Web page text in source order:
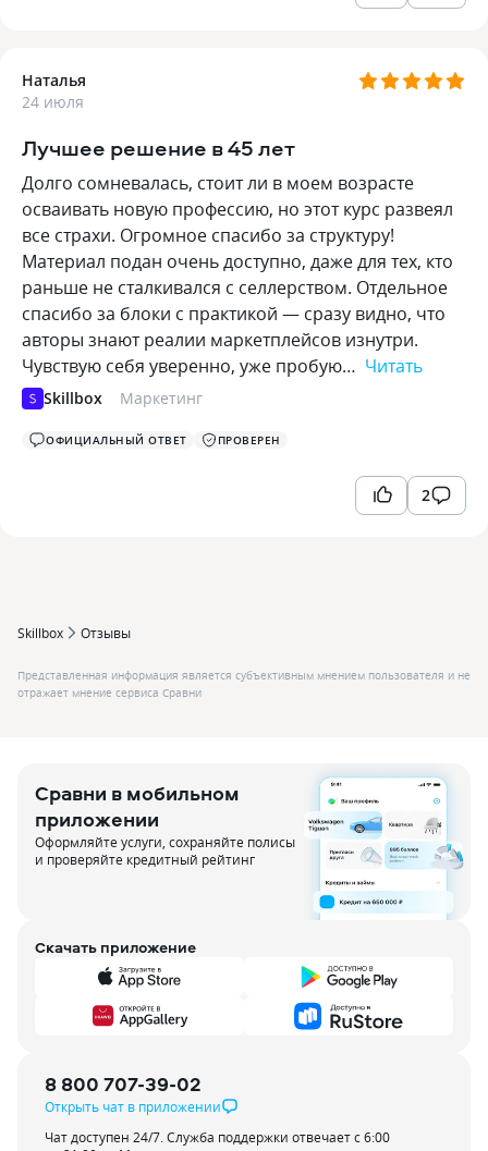
Наталья
24 июля
Лучшее решение в 45 лет
Долго сомневалась, стоит ли в моем возрасте
осваивать новую профессию, но этот курс развеял
все страхи. Огромное спасибо за структуру!
Материал подан очень доступно, даже для тех, кто
раньше не сталкивался с селлерством. Отдельное
спасибо за блоки с практикой — сразу видно, что
авторы знают реалии маркетплейсов изнутри.
Чувствую себя уверенно, уже пробую… Читать
Skillbox Маркетинг
ОФИЦИАЛЬНЫЙ ОТВЕТ ПРОВЕРЕН
2
Skillbox Отзывы
Представленная информация является субъективным мнением пользователя и не
отражает мнение сервиса Сравни
Сравни в мобильном
приложении
Оформляйте услуги, сохраняйте полисы
и проверяйте кредитный рейтинг
Скачать приложение
8 800 707-39-02
Открыть чат в приложении
Чат доступен 24/7. Служба поддержки отвечает с 6:00